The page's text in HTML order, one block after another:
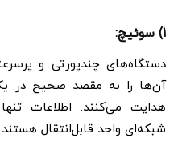
1) سوئیچ‌:
دستگاه‌های چندپورتی و
هدایت می‌کنند. اطلاعات
شبکه‌ای واحد قابل‌انتقال هستند.